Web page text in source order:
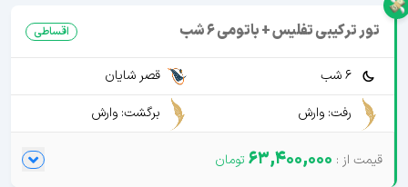
تور ترکیبی تفلیس + باتومی 6 شب اقساطی
6 شب
قصر شایان
رفت: وارش
برگشت: وارش
63,400,000